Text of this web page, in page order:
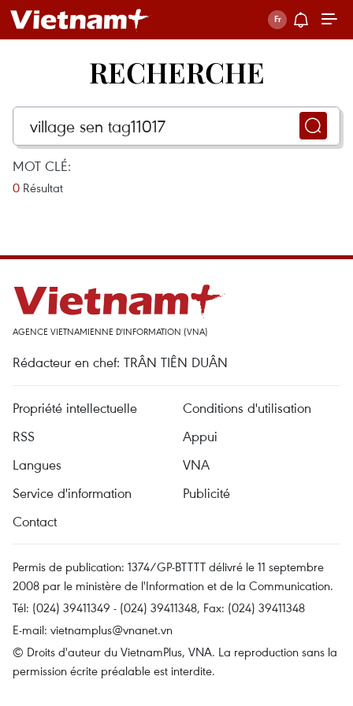
RECHERCHE
MOT CLÉ:
0 Résultat
AGENCE VIETNAMIENNE D'INFORMATION (VNA)
Rédacteur en chef: TRÂN TIÊN DUÂN
Propriété intellectuelle
Conditions d'utilisation
RSS
Appui
Langues
VNA
Service d'information
Publicité
Contact
Permis de publication: 1374/GP-BTTTT délivré le 11 septembre
2008 par le ministère de l'Information et de la Communication.
Tél: (024) 39411349 - (024) 39411348, Fax: (024) 39411348
E-mail: vietnamplus@vnanet.vn
© Droits d'auteur du VietnamPlus, VNA. La reproduction sans la
permission écrite préalable est interdite.